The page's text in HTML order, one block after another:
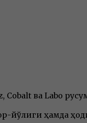
Cobalt ва Labo
йўқлиги ҳамда